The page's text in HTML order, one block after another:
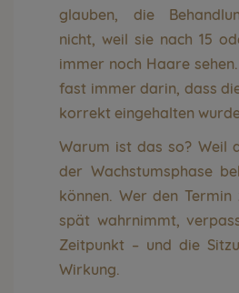
glauben, die
nicht, weil sie nach 15
immer noch Haare
fast immer darin, dass
korrekt eingehalten
Warum ist das so? Weil
der Wachstumsphase
können. Wer den
spät wahrnimmt,
Zeitpunkt – und die
Wirkung.